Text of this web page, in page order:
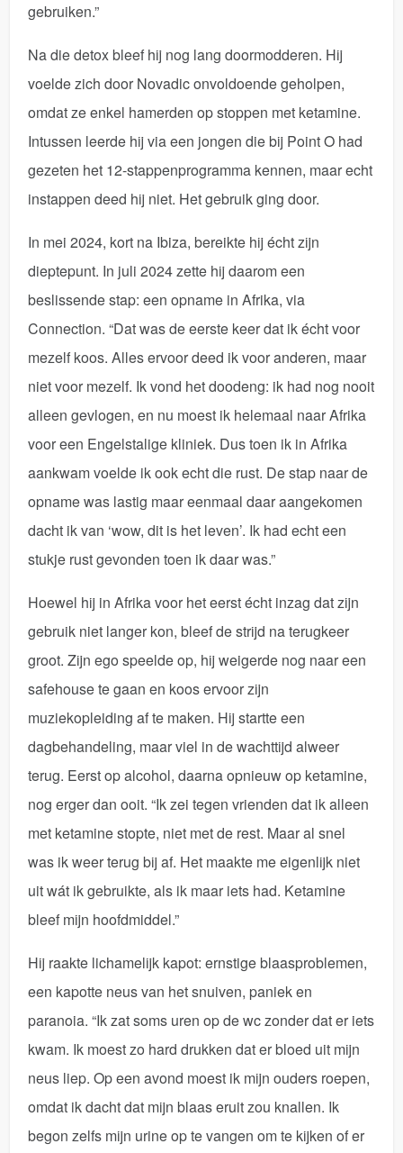
gebruiken.”
Na die detox bleef hij nog lang doormodderen. Hij
voelde zich door Novadic onvoldoende geholpen,
omdat ze enkel hamerden op stoppen met ketamine.
Intussen leerde hij via een jongen die bij Point O had
gezeten het 12-stappenprogramma kennen, maar echt
instappen deed hij niet. Het gebruik ging door.
In mei 2024, kort na Ibiza, bereikte hij écht zijn
dieptepunt. In juli 2024 zette hij daarom een
beslissende stap: een opname in Afrika, via
Connection. “Dat was de eerste keer dat ik écht voor
mezelf koos. Alles ervoor deed ik voor anderen, maar
niet voor mezelf. Ik vond het doodeng: ik had nog nooit
alleen gevlogen, en nu moest ik helemaal naar Afrika
voor een Engelstalige kliniek. Dus toen ik in Afrika
aankwam voelde ik ook echt die rust. De stap naar de
opname was lastig maar eenmaal daar aangekomen
dacht ik van ‘wow, dit is het leven’. Ik had echt een
stukje rust gevonden toen ik daar was.”
Hoewel hij in Afrika voor het eerst écht inzag dat zijn
gebruik niet langer kon, bleef de strijd na terugkeer
groot. Zijn ego speelde op, hij weigerde nog naar een
safehouse te gaan en koos ervoor zijn
muziekopleiding af te maken. Hij startte een
dagbehandeling, maar viel in de wachttijd alweer
terug. Eerst op alcohol, daarna opnieuw op ketamine,
nog erger dan ooit. “Ik zei tegen vrienden dat ik alleen
met ketamine stopte, niet met de rest. Maar al snel
was ik weer terug bij af. Het maakte me eigenlijk niet
uit wát ik gebruikte, als ik maar iets had. Ketamine
bleef mijn hoofdmiddel.”
Hij raakte lichamelijk kapot: ernstige blaasproblemen,
een kapotte neus van het snuiven, paniek en
paranoia. “Ik zat soms uren op de wc zonder dat er iets
kwam. Ik moest zo hard drukken dat er bloed uit mijn
neus liep. Op een avond moest ik mijn ouders roepen,
omdat ik dacht dat mijn blaas eruit zou knallen. Ik
begon zelfs mijn urine op te vangen om te kijken of er